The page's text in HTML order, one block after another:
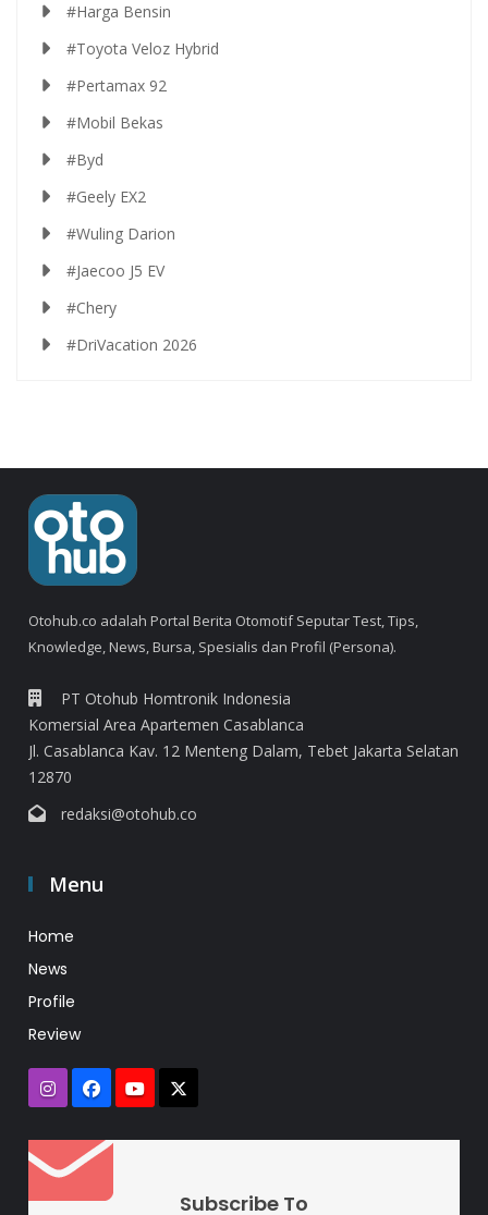
#Harga Bensin
#Toyota Veloz Hybrid
#Pertamax 92
#Mobil Bekas
#Byd
#Geely EX2
#Wuling Darion
#Jaecoo J5 EV
#Chery
#DriVacation 2026
Otohub.co adalah Portal Berita Otomotif Seputar Test, Tips,
Knowledge, News, Bursa, Spesialis dan Profil (Persona).
PT Otohub Homtronik Indonesia
Komersial Area Apartemen Casablanca
Jl. Casablanca Kav. 12 Menteng Dalam, Tebet Jakarta Selatan
12870
redaksi@otohub.co
Menu
Home
News
Profile
Review
Subscribe To